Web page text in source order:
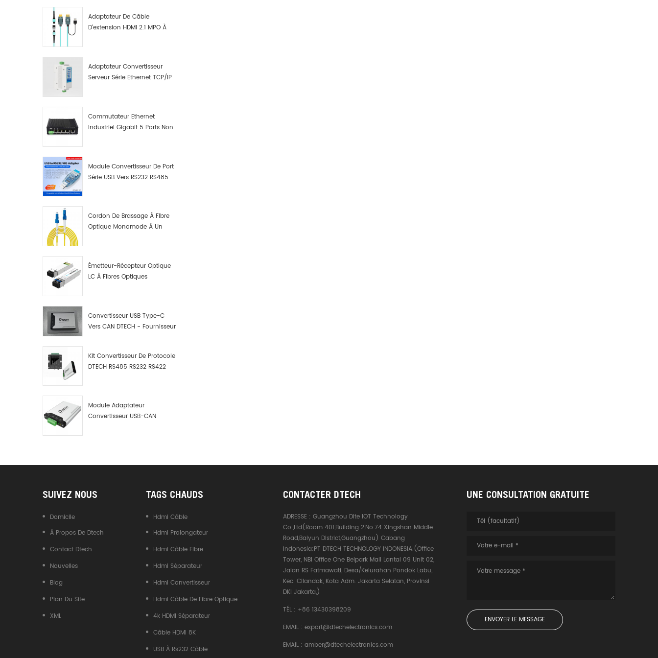
Adaptateur De Câble
D'extension HDMI 2.1 MPO À
Adaptateur Convertisseur
Serveur Série Ethernet TCP/IP
Commutateur Ethernet
Industriel Gigabit 5 Ports Non
Module Convertisseur De Port
Série USB Vers RS232 RS485
Cordon De Brassage À Fibre
Optique Monomode À Un
Émetteur-Récepteur Optique
LC À Fibres Optiques
Convertisseur USB Type-C
Vers CAN DTECH - Fournisseur
Kit Convertisseur De Protocole
DTECH RS485 RS232 RS422
Module Adaptateur
Convertisseur USB-CAN
SUIVEZ NOUS
Domicile
À Propos De Dtech
Contact Dtech
Nouvelles
Blog
Plan Du Site
XML
TAGS CHAUDS
Hdmi Câble
Hdmi Prolongateur
Hdmi Câble Fibre
Hdmi Séparateur
Hdmi Convertisseur
Hdmi Câble De Fibre Optique
4k HDMI Séparateur
Câble HDMI 8K
USB À Rs232 Câble
CONTACTER DTECH
ADRESSE :Guangzhou Dite IOT Technology
Co.,Ltd(Room 401,Building 2,No.74 Xingshan Middle
Road,Baiyun District,Guangzhou) Cabang
Indonesia:PT DTECH TECHNOLOGY INDONESIA.(Office
Tower, NBI Office One Belpark Mall Lantai 09 Unit 02,
Jalan RS Fatmawati, Desa/Kelurahan Pondok Labu,
Kec. Cilandak, Kota Adm. Jakarta Selatan, Provinsi
DKI Jakarta,)
TÉL : +86 13430398209
EMAIL :export@dtechelectronics.com
EMAIL :amber@dtechelectronics.com
UNE CONSULTATION GRATUITE